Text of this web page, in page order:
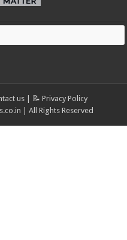
us| 📝 Privacy Policy
| All Rights Reserved